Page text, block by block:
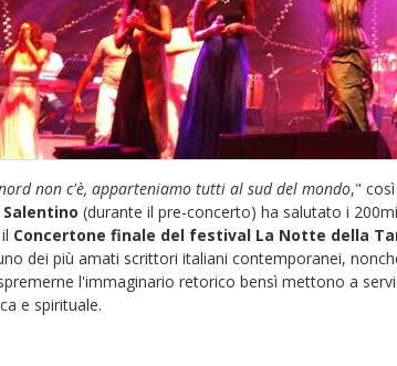
non c'è, apparteniamo tutti al sud del mondo," così
(durante il pre-concerto) ha salutato i
Concertone finale del festival La Notte della
dei più amati scrittori italiani contemporanei,
l'immaginario retorico bensì mettono a
e spirituale.